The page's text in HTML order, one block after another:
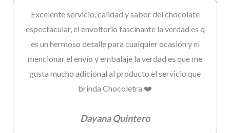
Excelente servicio, calidad y sabor del chocolate
espectacular, el envoltorio fascinante la verdad es q
es un hermoso detalle para cualquier ocasión y ni
mencionar el envío y embalaje la verdad es que me
gusta mucho adicional al producto el servicio que
brinda Chocoletra ❤️
Dayana Quintero